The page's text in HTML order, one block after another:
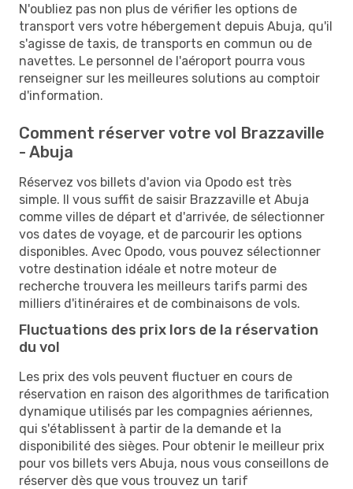
N'oubliez pas non plus de vérifier les options de
transport vers votre hébergement depuis Abuja, qu'il
s'agisse de taxis, de transports en commun ou de
navettes. Le personnel de l'aéroport pourra vous
renseigner sur les meilleures solutions au comptoir
d'information.
Comment réserver votre vol Brazzaville
- Abuja
Réservez vos billets d'avion via Opodo est très
simple. Il vous suffit de saisir Brazzaville et Abuja
comme villes de départ et d'arrivée, de sélectionner
vos dates de voyage, et de parcourir les options
disponibles. Avec Opodo, vous pouvez sélectionner
votre destination idéale et notre moteur de
recherche trouvera les meilleurs tarifs parmi des
milliers d'itinéraires et de combinaisons de vols.
Fluctuations des prix lors de la réservation
du vol
Les prix des vols peuvent fluctuer en cours de
réservation en raison des algorithmes de tarification
dynamique utilisés par les compagnies aériennes,
qui s'établissent à partir de la demande et la
disponibilité des sièges. Pour obtenir le meilleur prix
pour vos billets vers Abuja, nous vous conseillons de
réserver dès que vous trouvez un tarif